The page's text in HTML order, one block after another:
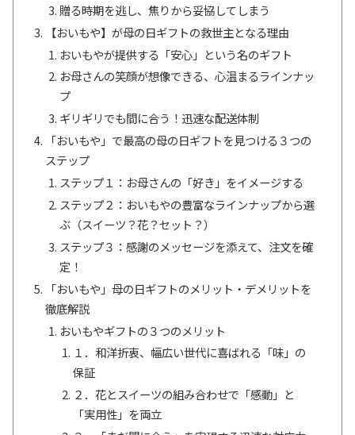
贈る時期を逃し、焦りから妥協してしまう
【おいもや】が母の日ギフトの救世主となる理由
おいもやが提供する「安心」という名のギフト
お母さんの笑顔が想像できる、心温まるラインナッ
プ
ギリギリでも間に合う！迅速な配送体制
「おいもや」で最高の母の日ギフトを見つける３つの
ステップ
ステップ１：お母さんの「好き」をイメージする
ステップ２：おいもやの豊富なラインナップから選
ぶ（スイーツ？花？セット？）
ステップ３：感謝のメッセージを添えて、注文を確
定！
「おいもや」母の日ギフトのメリット・デメリットを
徹底解説
おいもやギフトの３つのメリット
１．和洋折衷、幅広い世代に喜ばれる「味」の
保証
２．花とスイーツの組み合わせで「感動」と
「実用性」を両立